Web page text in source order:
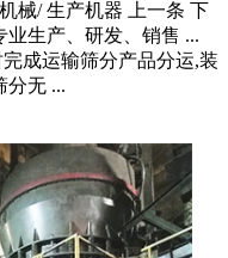
械/ 生产机器 上一条 下
生产、研发、销售 ...
成运输筛分产品分运,装
分无 ...